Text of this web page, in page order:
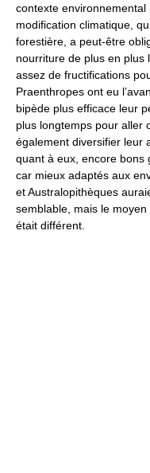
contexte
modification climatique,
forestière, a peut-être
nourriture de plus en plus
assez de fructifications
Praenthropes ont eu
bipède plus efficace leur
plus longtemps pour aller
également diversifier leur
quant à eux, encore bons
car mieux adaptés aux
et Australopithèques
semblable, mais le
était différent.